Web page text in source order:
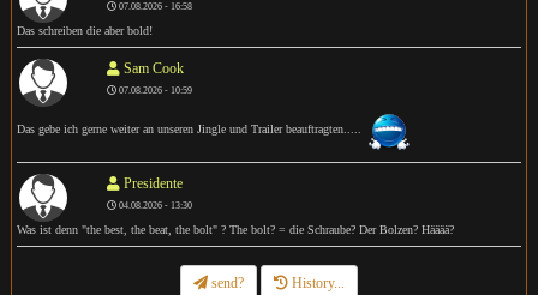
07.08.2026 - 16:58
Das schreiben die aber bold!
Sam Cook
07.08.2026 - 10:59
Das gebe ich gerne weiter an unseren Jingle und Trailer beauftragten.....
Presidente
04.08.2026 - 13:30
Was ist denn "the best, the beat, the bolt" ? The bolt? = die Schraube? Der Bolzen? Hääää?
send? History...